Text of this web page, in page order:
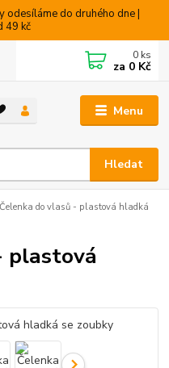
odesíláme do druhého dne |
49 kč
Menu
Hledat
0 ks
za 0 Kč
Čelenka do vlasů - plastová hladká
plastová